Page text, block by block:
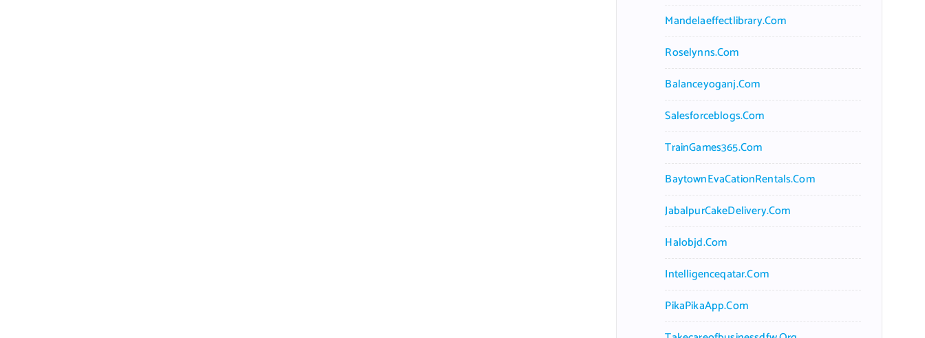
Mandelaeffectlibrary.com
Roselynns.com
Balanceyoganj.com
Salesforceblogs.com
TrainGames365.com
BaytownEvaCationRentals.com
JabalpurCakeDelivery.com
Halobjd.com
Intelligenceqatar.com
PikaPikaApp.com